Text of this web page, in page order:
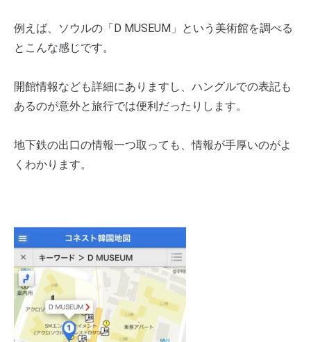
例えば、ソウルの「D MUSEUM」という美術館を調べる
とこんな感じです。
開館情報なども詳細にありますし、ハングルでの表記も
あるのが意外と旅行では便利だったりします。
地下鉄の出口の情報一つ取っても、情報が手厚いのがよ
くわかります。